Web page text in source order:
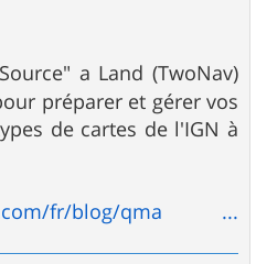
a Land (TwoNav)
préparer et gérer vos
de cartes de l'IGN à
fr/blog/qma ...